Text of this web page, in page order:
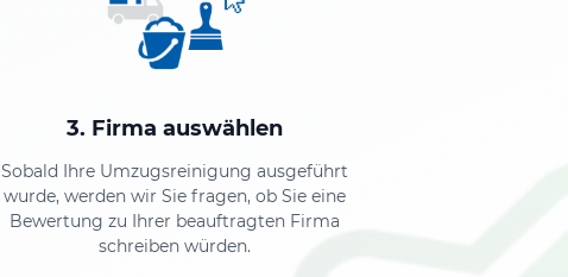
3. Firma auswählen
Sobald Ihre Umzugsreinigung ausgeführt
wurde, werden wir Sie fragen, ob Sie eine
Bewertung zu Ihrer beauftragten Firma
schreiben würden.